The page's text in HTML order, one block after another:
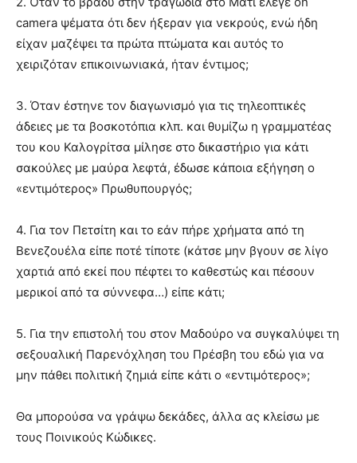
camera ψέματα ότι δεν ήξεραν για νεκρούς, ενώ ήδη
είχαν μαζέψει τα πρώτα πτώματα και αυτός το
χειριζόταν επικοινωνιακά, ήταν έντιμος;
3. Όταν έστηνε τον διαγωνισμό για τις τηλεοπτικές
άδειες με τα βοσκοτόπια κλπ. και θυμίζω η γραμματέας
του κου Καλογρίτσα μίλησε στο δικαστήριο για κάτι
σακούλες με μαύρα λεφτά, έδωσε κάποια εξήγηση ο
«εντιμότερος» Πρωθυπουργός;
4. Για τον Πετσίτη και το εάν πήρε χρήματα από τη
Βενεζουέλα είπε ποτέ τίποτε (κάτσε μην βγουν σε λίγο
χαρτιά από εκεί που πέφτει το καθεστώς και πέσουν
μερικοί από τα σύννεφα…) είπε κάτι;
5. Για την επιστολή του στον Μαδούρο να συγκαλύψει τη
σεξουαλική Παρενόχληση του Πρέσβη του εδώ για να
μην πάθει πολιτική ζημιά είπε κάτι ο «εντιμότερος»;
Θα μπορούσα να γράψω δεκάδες, άλλα ας κλείσω με
τους Ποινικούς Κώδικες.